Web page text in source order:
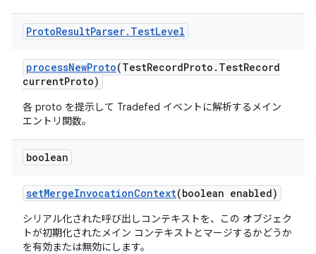
ProtoResultParser. TestLevel
processNewProto(TestRecordProto . TestRecord
currentProto)
各 proto を提示して Tradefed イベントに解析するメイン
エントリ関数。
boolean
setMergeInvocationContext(boolean enabled)
シリアル化された呼び出しコンテキストを、この オブジェク
トが初期化されたメイン コンテキストとマージするかどうか
を有効または無効にします。